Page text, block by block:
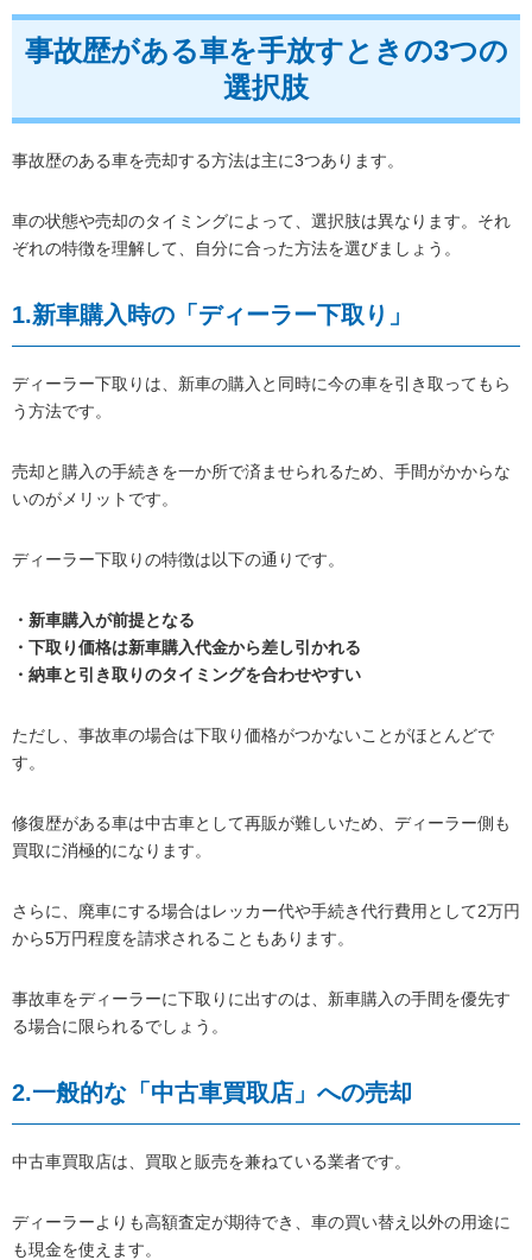
事故歴がある車を手放すときの3つの
選択肢
事故歴のある車を売却する方法は主に3つあります。
車の状態や売却のタイミングによって、選択肢は異なります。それ
ぞれの特徴を理解して、自分に合った方法を選びましょう。
1.新車購入時の「ディーラー下取り」
ディーラー下取りは、新車の購入と同時に今の車を引き取ってもら
う方法です。
売却と購入の手続きを一か所で済ませられるため、手間がかからな
いのがメリットです。
ディーラー下取りの特徴は以下の通りです。
・新車購入が前提となる
・下取り価格は新車購入代金から差し引かれる
・納車と引き取りのタイミングを合わせやすい
ただし、事故車の場合は下取り価格がつかないことがほとんどで
す。
修復歴がある車は中古車として再販が難しいため、ディーラー側も
買取に消極的になります。
さらに、廃車にする場合はレッカー代や手続き代行費用として2万円
から5万円程度を請求されることもあります。
事故車をディーラーに下取りに出すのは、新車購入の手間を優先す
る場合に限られるでしょう。
2.一般的な「中古車買取店」への売却
中古車買取店は、買取と販売を兼ねている業者です。
ディーラーよりも高額査定が期待でき、車の買い替え以外の用途に
も現金を使えます。